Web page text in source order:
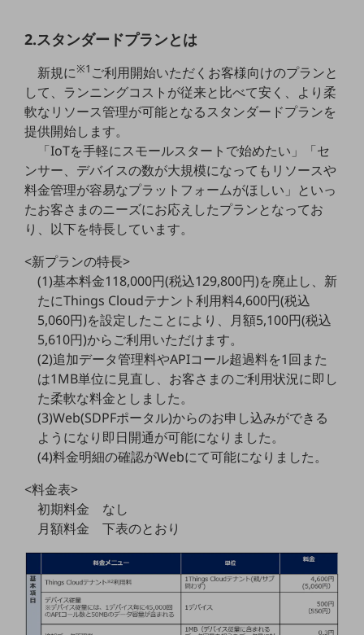
ネットワーク・モバイル
クラウド・データセンター
電話・映像コミュニケーション
セキュリティ
データ利活用
運用管理
業務支援・マーケティング
災害対策・BCP
課題・ニーズで探す
課題・ニーズで探すTOP
コミュニケーション・情報共有
マーケティング
災害対策
職場環境整備
地域共創・地方創生
セキュリティ対策
遠隔監視
2.スタンダードプランとは
新規に※1 ご利用開始いただくお客様向けのプランと
して、ランニングコストが従来と比べて安く、より柔
軟なリソース管理が可能となるスタンダードプランを
提供開始します。
「IoTを手軽にスモールスタートで始めたい」「セ
ンサー、デバイスの数が大規模になってもリソースや
料金管理が容易なプラットフォームがほしい」といっ
たお客さまのニーズにお応えしたプランとなってお
り、以下を特長しています。
<新プランの特長>
(1)基本料金118,000円(税込129,800円)を廃止し、新
たにThings Cloudテナント利用料4,600円(税込
5,060円)を設定したことにより、月額5,100円(税込
5,610円)からご利用いただけます。
(2)追加データ管理料やAPIコール超過料を1回また
は1MB単位に見直し、お客さまのご利用状況に即し
た柔軟な料金としました。
(3)Web(SDPFポータル)からのお申し込みができる
ようになり即日開通が可能になりました。
(4)料金明細の確認がWebにて可能になりました。
<料金表>
初期料金 なし
月額料金 下表のとおり